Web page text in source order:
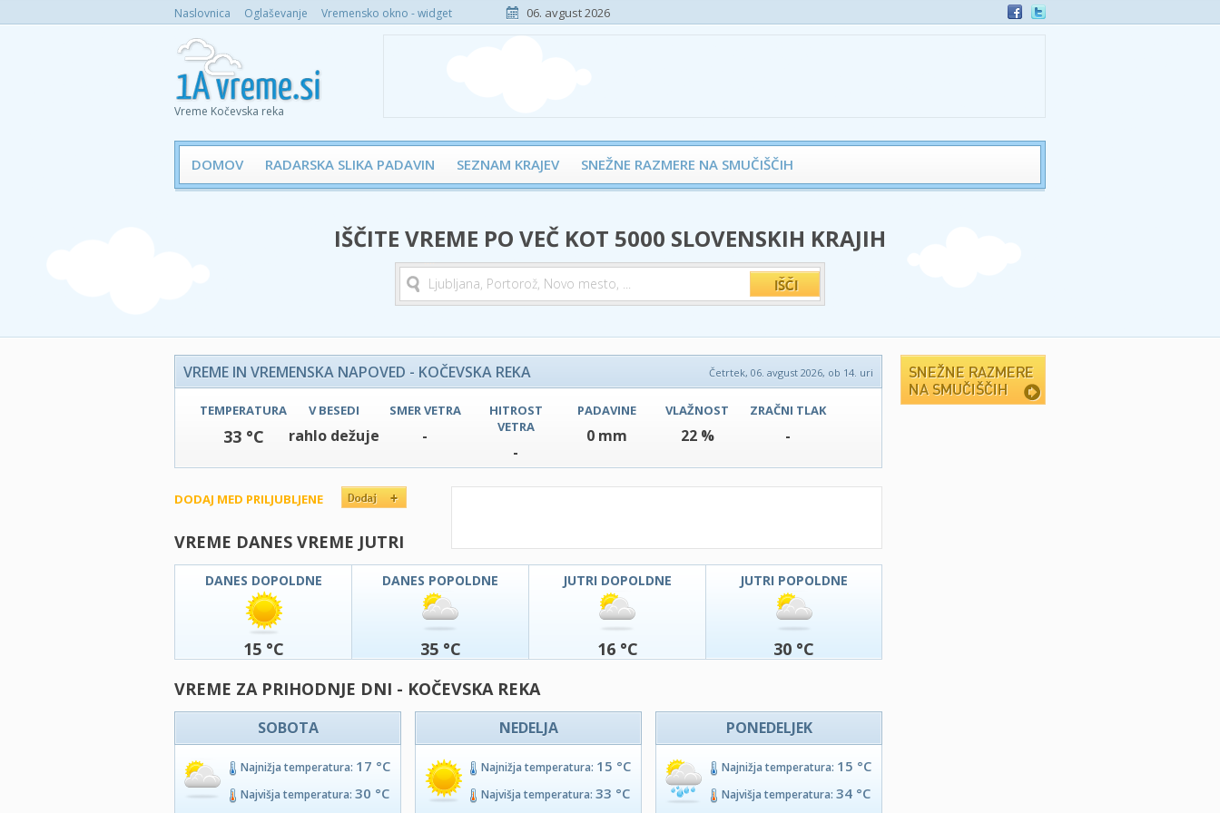
Naslovnica Oglaševanje Vremensko okno - widget 06. avgust 2026
Vreme Kočevska reka
DOMOV RADARSKA SLIKA PADAVIN SEZNAM KRAJEV SNEŽNE RAZMERE NA SMUČIŠČIH
IŠČITE VREME PO VEČ KOT 5000 SLOVENSKIH KRAJIH
VREME IN VREMENSKA NAPOVED - KOČEVSKA REKA Četrtek, 06. avgust 2026, ob 14. uri
TEMPERATURA
33 °C
V BESEDI
rahlo dežuje
SMER VETRA
-
HITROST
VETRA
-
PADAVINE
0 mm
VLAŽNOST
22 %
ZRAČNI TLAK
-
DODAJ MED PRILJUBLJENE
VREME DANES VREME JUTRI
DANES DOPOLDNE
15 °C
DANES POPOLDNE
35 °C
JUTRI DOPOLDNE
16 °C
JUTRI POPOLDNE
30 °C
VREME ZA PRIHODNJE DNI - KOČEVSKA REKA
SOBOTA
Najnižja temperatura: 17 °C
Najvišja temperatura: 30 °C
NEDELJA
Najnižja temperatura: 15 °C
Najvišja temperatura: 33 °C
PONEDELJEK
Najnižja temperatura: 15 °C
Najvišja temperatura: 34 °C